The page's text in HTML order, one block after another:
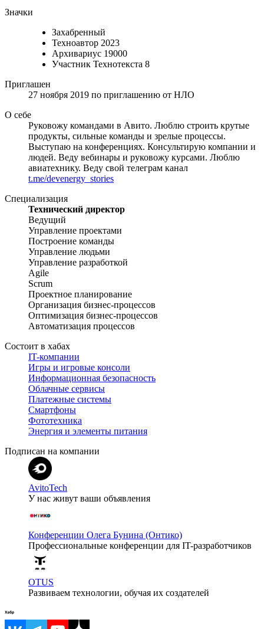
Значки
Захабренный
Техноавтор 2023
Архивариус 19000
Участник Технотекста 8
Приглашен
27 ноября 2019 по приглашению от НЛО
О себе
Руковожу командами в Авито. Люблю строить крутые
продукты, сильные команды и зрелые процессы.
Выступаю на конференциях. Консультирую компании и
людей. Веду вебинары и руковожу курсами. Люблю
авиатехнику. Веду свой телеграм канал
t.me/devenergy_stories
Специализация
Технический директор
Ведущий
Управление проектами
Построение команды
Управление людьми
Управление разработкой
Agile
Scrum
Проектное планирование
Организация бизнес-процессов
Оптимизация бизнес-процессов
Автоматизация процессов
Состоит в хабах
IT-компании
Игры и игровые консоли
Информационная безопасность
Облачные сервисы
Платежные системы
Смартфоны
Фототехника
Энергия и элементы питания
Подписан на компании
AvitoTech
У нас живут ваши объявления
Конференции Олега Бунина (Онтико)
Профессиональные конференции для IT-разработчиков
OTUS
Развиваем технологии, обучая их создателей